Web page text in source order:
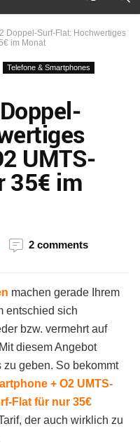
Doppel-Surf-Flat: Hochwertiges
im Monat
Telefone & Smartphones
UMTS-
35€ im
2 comments
machen gerade Ihrem
entschied sich
bzw. vermehrt auf
diesem Angebot
geben. So bekommt
+ O2 UMTS-
Flat für nur 35€
der auch wirklich zu